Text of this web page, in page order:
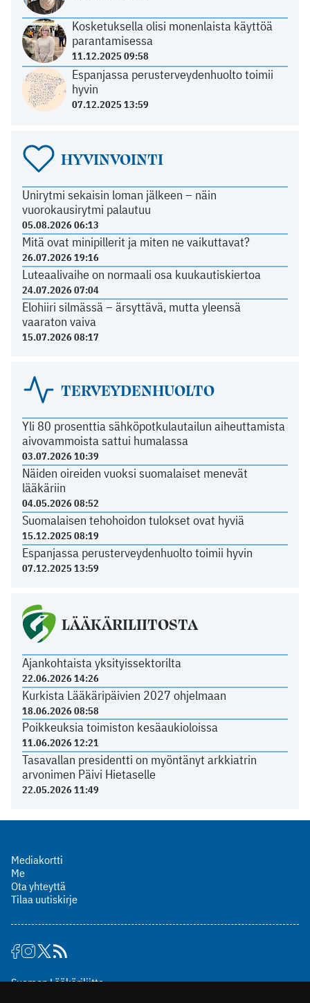
Kosketuksella olisi monenlaista käyttöä
parantamisessa
11.12.2025 09:58
Espanjassa perusterveydenhuolto toimii
hyvin
07.12.2025 13:59
HYVINVOINTI
Unirytmi sekaisin loman jälkeen – näin
vuorokausirytmi palautuu
05.08.2026 06:13
Mitä ovat minipillerit ja miten ne vaikuttavat?
26.07.2026 19:16
Luteaalivaihe on normaali osa kuukautiskiertoa
24.07.2026 07:04
Elohiiri silmässä – ärsyttävä, mutta yleensä
vaaraton vaiva
15.07.2026 08:17
TERVEYDENHUOLTO
Yli 80 prosenttia sähköpotkulautailun aiheuttamista
aivovammoista sattui humalassa
03.07.2026 10:39
Näiden oireiden vuoksi suomalaiset menevät
lääkäriin
04.05.2026 08:52
Suomalaisen tehohoidon tulokset ovat hyviä
15.12.2025 08:19
Espanjassa perusterveydenhuolto toimii hyvin
07.12.2025 13:59
LÄÄKÄRILIITOSTA
Ajankohtaista yksityissektorilta
22.06.2026 14:26
Kurkista Lääkäripäivien 2027 ohjelmaan
18.06.2026 08:58
Poikkeuksia toimiston kesäaukioloissa
11.06.2026 12:21
Tasavallan presidentti on myöntänyt arkkiatrin
arvonimen Päivi Hietaselle
22.05.2026 11:49
Mediakortti
Me
Ota yhteyttä
Tilaa uutiskirje
Suomen Lääkäriliitto